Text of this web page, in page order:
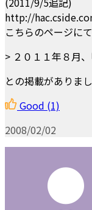
http://
こちらのページにて
> ２０１１年８月
との掲載がありまし
Good (1)
2008/02/02